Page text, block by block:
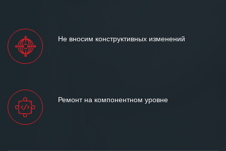
Не вносим конструктивных изменений
Ремонт на компонентном уровне